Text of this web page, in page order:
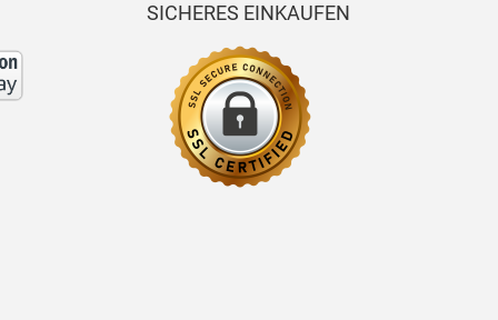
SICHERES EINKAUFEN